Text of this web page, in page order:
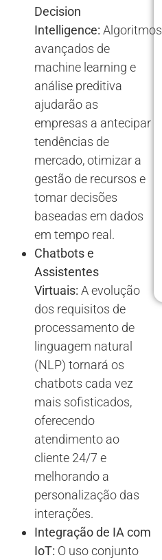
Decision
Intelligence: Algoritmos
avançados de
machine learning e
análise preditiva
ajudarão as
empresas a antecipar
tendências de
mercado, otimizar a
gestão de recursos e
tomar decisões
baseadas em dados
em tempo real.
Chatbots e
Assistentes
Virtuais: A evolução
dos requisitos de
processamento de
linguagem natural
(NLP) tornará os
chatbots cada vez
mais sofisticados,
oferecendo
atendimento ao
cliente 24/7 e
melhorando a
personalização das
interações.
Integração de IA com
IoT: O uso conjunto